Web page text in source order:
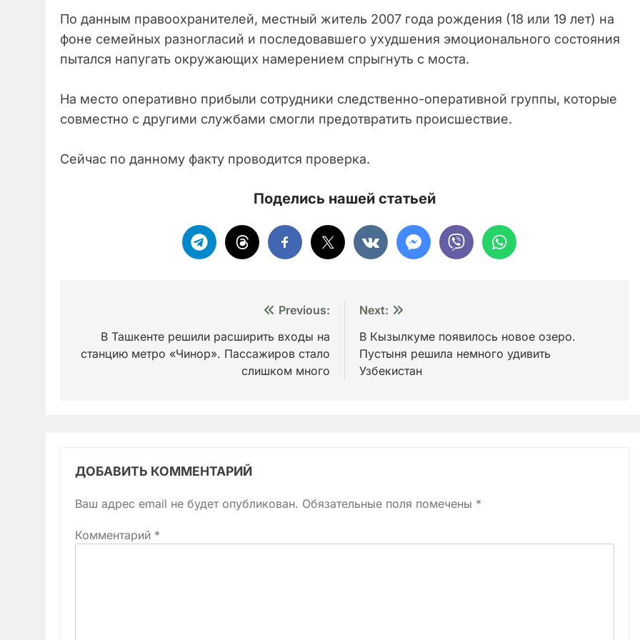
По данным правоохранителей, местный житель 2007 года рождения (18 или 19 лет) на
фоне семейных разногласий и последовавшего ухудшения эмоционального состояния
пытался напугать окружающих намерением спрыгнуть с моста.
На место оперативно прибыли сотрудники следственно-оперативной группы, которые
совместно с другими службами смогли предотвратить происшествие.
Сейчас по данному факту проводится проверка.
Поделись нашей статьей
записям
Previous:
В Ташкенте решили расширить входы на
станцию метро «Чинор». Пассажиров стало
слишком много
Next:
В Кызылкуме появилось новое озеро.
Пустыня решила немного удивить
Узбекистан
ДОБАВИТЬ КОММЕНТАРИЙ
Ваш адрес email не будет опубликован. Обязательные поля помечены *
Комментарий *